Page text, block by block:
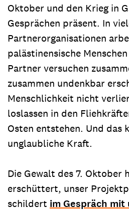
Oktober und den Krieg in
Gesprächen präsent. In
Partnerorganisationen
palästinensische
Partner versuchen
zusammen undenkbar
Menschlichkeit nicht
loslassen in den
Osten entstehen. Und das
unglaubliche Kraft.
Die Gewalt des 7. Oktober
erschüttert, unser
schildert im Gespräch mit